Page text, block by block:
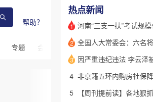
帮助？
专题 会议 话题 特别呈现 私房课
热点新闻
1
2
3
4
5